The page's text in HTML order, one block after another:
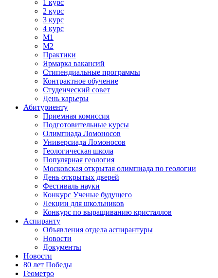
1 курс
2 курс
3 курс
4 курс
М1
М2
Практики
Ярмарка вакансий
Стипендиальные программы
Контрактное обучение
Студенческий совет
День карьеры
Абитуриенту
Приемная комиссия
Подготовительные курсы
Олимпиада Ломоносов
Универсиада Ломоносов
Геологическая школа
Популярная геология
Московская открытая олимпиада по геологии
День открытых дверей
Фестиваль науки
Конкурс Ученые будущего
Лекции для школьников
Конкурс по выращиванию кристаллов
Аспиранту
Объявления отдела аспирантуры
Новости
Документы
Новости
80 лет Победы
Геометро